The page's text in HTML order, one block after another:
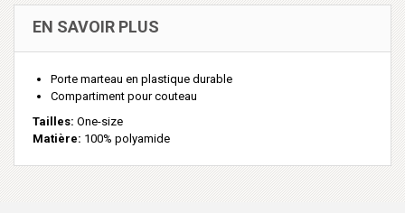
EN SAVOIR PLUS
Porte marteau en plastique durable
Compartiment pour couteau
Tailles: One-size
Matière: 100% polyamide